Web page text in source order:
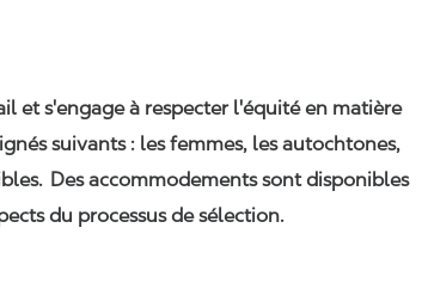
et s'engage à respecter l'équité en matière
suivants : les femmes, les autochtones,
Des accommodements sont disponibles
du processus de sélection.